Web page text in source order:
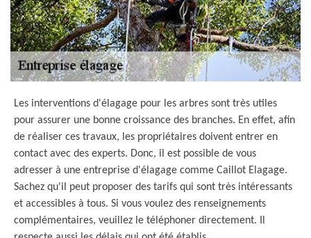
Les interventions d'élagage pour les arbres sont très utiles
pour assurer une bonne croissance des branches. En effet, afin
de réaliser ces travaux, les propriétaires doivent entrer en
contact avec des experts. Donc, il est possible de vous
adresser à une entreprise d'élagage comme Caillot Elagage.
Sachez qu'il peut proposer des tarifs qui sont très intéressants
et accessibles à tous. Si vous voulez des renseignements
complémentaires, veuillez le téléphoner directement. Il